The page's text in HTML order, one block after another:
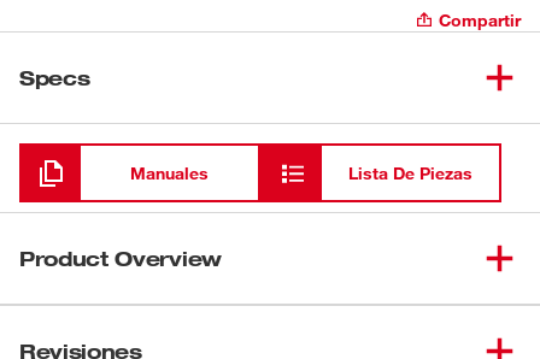
Compartir
Specs
Cargando
Manuales Lista De Piezas
Product Overview
Milwaukee® mejora la seguridad ya que retrae la hoja
Revisiones